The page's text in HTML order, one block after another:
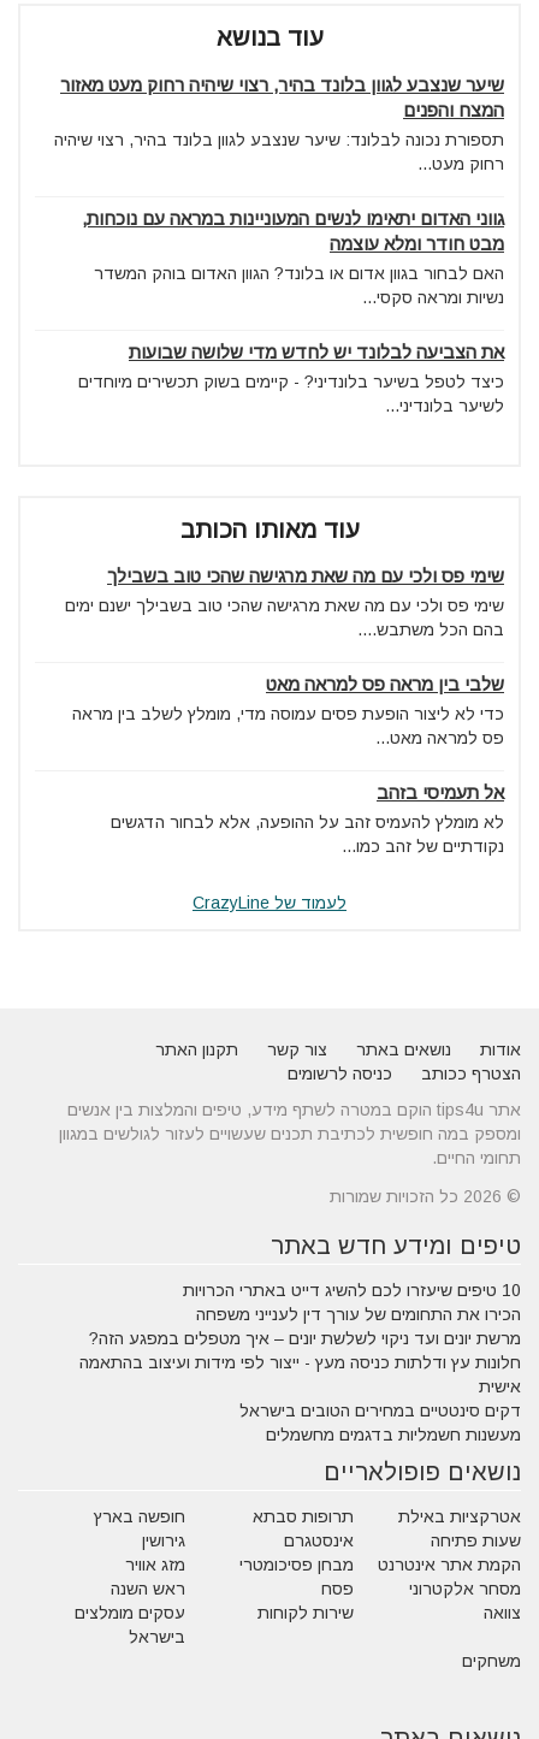
עוד בנושא
שיער שנצבע לגוון בלונד בהיר, רצוי שיהיה רחוק מעט מאזור
המצח והפנים
תספורת נכונה לבלונד: שיער שנצבע לגוון בלונד בהיר, רצוי שיהיה
רחוק מעט...
גווני האדום יתאימו לנשים המעוניינות במראה עם נוכחות,
מבט חודר ומלא עוצמה
האם לבחור בגוון אדום או בלונד? הגוון האדום בוהק המשדר
נשיות ומראה סקסי...
את הצביעה לבלונד יש לחדש מדי שלושה שבועות
כיצד לטפל בשיער בלונדיני? - קיימים בשוק תכשירים מיוחדים
לשיער בלונדיני...
עוד מאותו הכותב
שימי פס ולכי עם מה שאת מרגישה שהכי טוב בשבילך
שימי פס ולכי עם מה שאת מרגישה שהכי טוב בשבילך ישנם ימים
בהם הכל משתבש....
שלבי בין מראה פס למראה מאט
כדי לא ליצור הופעת פסים עמוסה מדי, מומלץ לשלב בין מראה
פס למראה מאט...
אל תעמיסי בזהב
לא מומלץ להעמיס זהב על ההופעה, אלא לבחור הדגשים
נקודתיים של זהב כמו...
לעמוד של CrazyLine
אודות נושאים באתר צור קשר
תקנון האתר
הצטרף ככותב
כניסה לרשומים
אתר tips4u הוקם במטרה לשתף מידע, טיפים והמלצות בין אנשים
ומספק במה חופשית לכתיבת תכנים שעשויים לעזור לגולשים במגוון
תחומי החיים.
© 2026 כל הזכויות שמורות
טיפים ומידע חדש באתר
10 טיפים שיעזרו לכם להשיג דייט באתרי הכרויות
הכירו את התחומים של עורך דין לענייני משפחה
מרשת יונים ועד ניקוי לשלשת יונים – איך מטפלים במפגע הזה?
חלונות עץ ודלתות כניסה מעץ - ייצור לפי מידות ועיצוב בהתאמה
אישית
דקים סינטטיים במחירים הטובים בישראל
מעשנות חשמליות בדגמים מחשמלים
נושאים פופולאריים
אטרקציות באילת תרופות סבתא
חופשה בארץ
שעות פתיחה
אינסטגרם
גירושין
הקמת אתר אינטרנט
מבחן פסיכומטרי
מזג אוויר
מסחר אלקטרוני
פסח
ראש השנה
צוואה
שירות לקוחות
עסקים מומלצים
בישראל
משחקים